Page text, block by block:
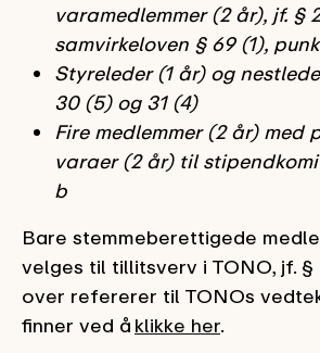
varamedlemmer (2 år), jf. §
samvirkeloven § 69 (1),
Styreleder (1 år) og
30 (5) og 31 (4)
Fire medlemmer (2 år) med
varaer (2 år) til
b
Bare stemmeberettigede
velges til tillitsverv i TONO, jf. §
over refererer til TONOs
finner ved å klikke her.